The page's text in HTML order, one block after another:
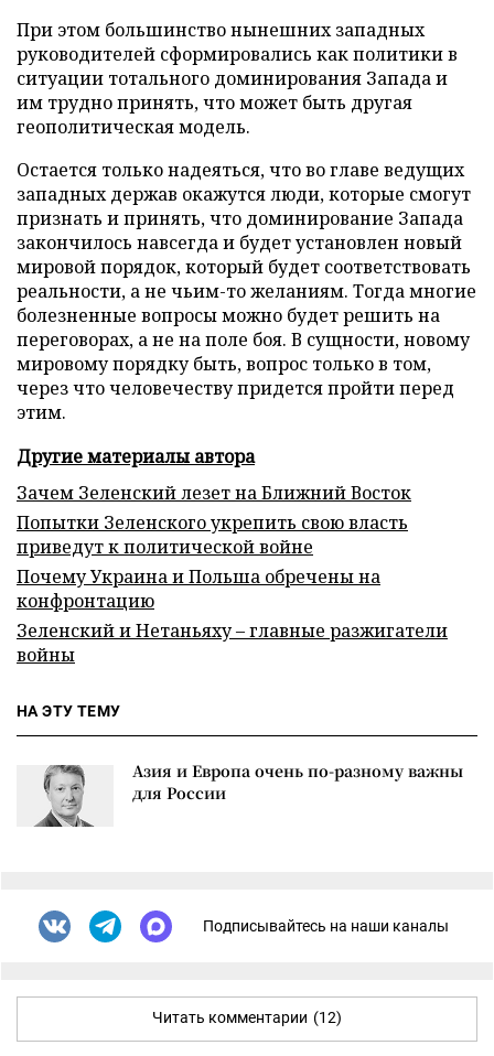
При этом большинство нынешних западных
руководителей сформировались как политики в
ситуации тотального доминирования Запада и
им трудно принять, что может быть другая
геополитическая модель.
Остается только надеяться, что во главе ведущих
западных держав окажутся люди, которые смогут
признать и принять, что доминирование Запада
закончилось навсегда и будет установлен новый
мировой порядок, который будет соответствовать
реальности, а не чьим-то желаниям. Тогда многие
болезненные вопросы можно будет решить на
переговорах, а не на поле боя. В сущности, новому
мировому порядку быть, вопрос только в том,
через что человечеству придется пройти перед
этим.
Другие материалы автора
Зачем Зеленский лезет на Ближний Восток
Попытки Зеленского укрепить свою власть
приведут к политической войне
Почему Украина и Польша обречены на
конфронтацию
Зеленский и Нетаньяху – главные разжигатели
войны
НА ЭТУ ТЕМУ
Азия и Европа очень по-разному важны
для России
Подписывайтесь на наши каналы
Читать комментарии (12)